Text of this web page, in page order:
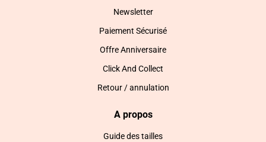
Newsletter
Paiement Sécurisé
Offre Anniversaire
Click And Collect
Retour / annulation
A propos
Guide des tailles